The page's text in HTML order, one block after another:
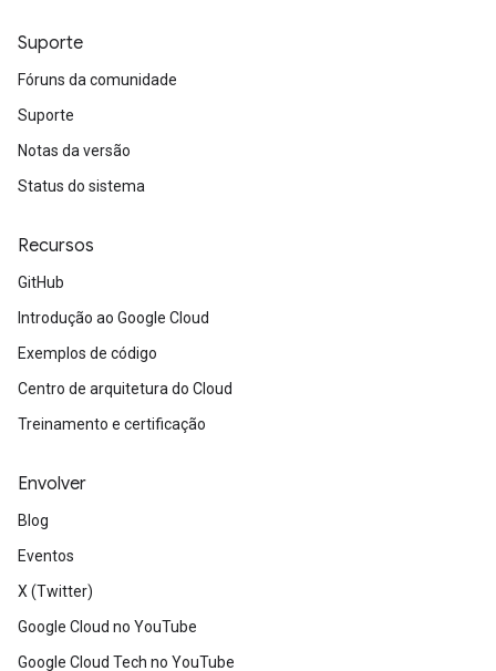
Suporte
Fóruns da comunidade
Suporte
Notas da versão
Status do sistema
Recursos
GitHub
Introdução ao Google Cloud
Exemplos de código
Centro de arquitetura do Cloud
Treinamento e certificação
Envolver
Blog
Eventos
X (Twitter)
Google Cloud no YouTube
Google Cloud Tech no YouTube